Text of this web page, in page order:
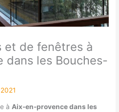
et de fenêtres à
dans les Bouches-
à Aix-en-provence dans les